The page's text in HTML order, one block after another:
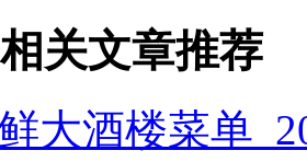
关文章推荐
大酒楼菜单